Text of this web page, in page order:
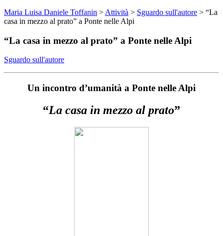
Maria Luisa Daniele Toffanin > Attività > Sguardo sull'autore > “La
casa in mezzo al prato” a Ponte nelle Alpi
“La casa in mezzo al prato” a Ponte nelle Alpi
Sguardo sull'autore
Un incontro d’umanità a Ponte nelle Alpi
“La casa in mezzo al prato”